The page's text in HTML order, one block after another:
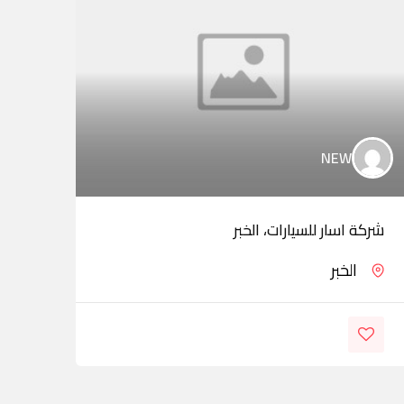
NEW
شركة اسار للسيارات، الخبر
الخبر